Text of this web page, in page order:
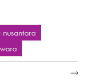
nusantara